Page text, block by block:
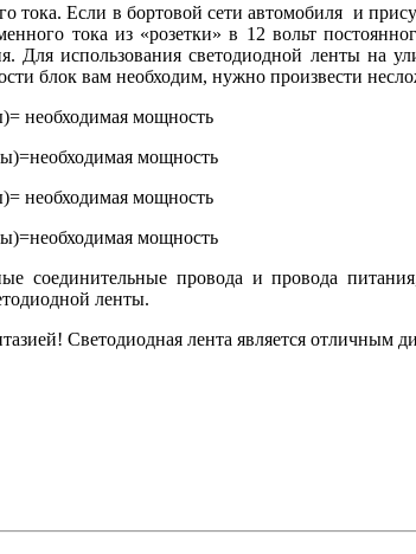
тока. Если в бортовой сети автомобиля и
тока из «розетки» в 12 вольт
Для использования светодиодной ленты
блок вам необходим, нужно произвести
необходимая мощность
мощность
необходимая мощность
мощность
соединительные провода и провода
ленты.
Светодиодная лента является отличным